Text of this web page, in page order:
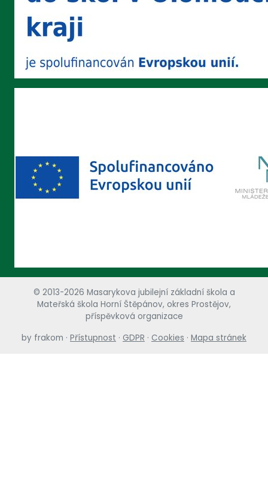
© 2013-2026 Masarykova jubilejní základní škola a
Mateřská škola Horní Štěpánov, okres Prostějov,
příspěvková organizace
by frakom · Přístupnost · GDPR · Cookies · Mapa stránek